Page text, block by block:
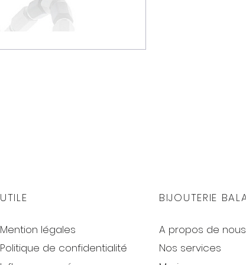
UTILE
Mention légales
Politique de confidentialité
BIJOUTERIE
A propos de nous
Nos services